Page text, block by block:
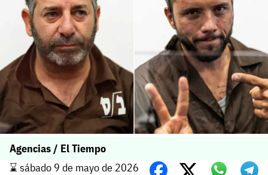
Agencias / El Tiempo
⌛️ sábado 9 de mayo de 2026